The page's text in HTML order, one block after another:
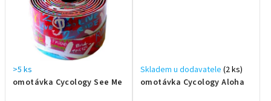
omotávka Cycology See Me
>5 ks
omotávka Cycology Aloha
Skladem u dodavatele (2 ks)